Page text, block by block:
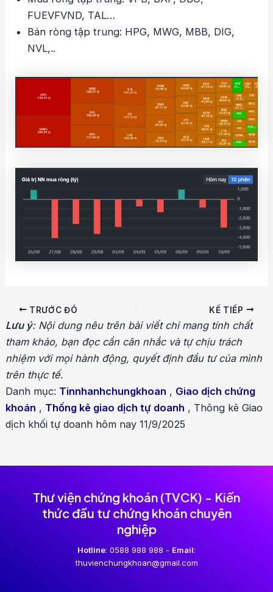
FUEVFVND, TAL…
Bán ròng tập trung: HPG, MWG, MBB, DIG,
NVL,..
Điều
hướng
bài
viết
TRƯỚC ĐÓ KẾ TIẾP
Lưu ý: Nội dung nêu trên bài viết chỉ mang tính chất
tham khảo, bạn đọc cần cân nhắc và tự chịu trách
nhiệm với mọi hành động, quyết định đầu tư của mình
trên thực tế.
Danh mục: Tinnhanhchungkhoan , Giao dịch chứng
khoán , Thống kê giao dịch tự doanh , Thông kê Giao
dịch khối tự doanh hôm nay 11/9/2025
Thư viện chứng khoán (TVCK) - Kiến
thức đầu tư chứng khoán chuyên
nghiệp
Hotline: 0588 988 988 - Email:
thuvienchungkhoan@gmail.com